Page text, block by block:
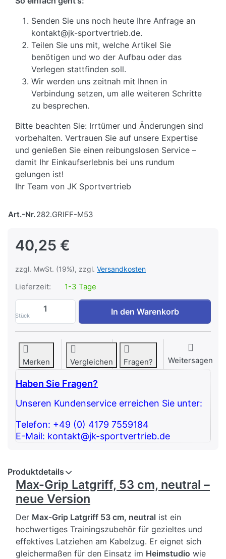
Senden Sie uns noch heute Ihre Anfrage an
kontakt@jk-sportvertrieb.de.
Teilen Sie uns mit, welche Artikel Sie
benötigen und wo der Aufbau oder das
Verlegen stattfinden soll.
Wir werden uns zeitnah mit Ihnen in
Verbindung setzen, um alle weiteren Schritte
zu besprechen.
Bitte beachten Sie: Irrtümer und Änderungen sind
vorbehalten. Vertrauen Sie auf unsere Expertise
und genießen Sie einen reibungslosen Service –
damit Ihr Einkaufserlebnis bei uns rundum
gelungen ist!
Ihr Team von JK Sportvertrieb
Art.-Nr.282.GRIFF-M53
40,25 €
zzgl. MwSt. (19%), zzgl. Versandkosten
Lieferzeit: 1-3 Tage
Stück
Max-Grip Latgriff, 53 cm, neutral - neue
In den Warenkorb
Merken Vergleichen Fragen? Weitersagen
Haben Sie Fragen?
Unseren Kundenservice erreichen Sie unter:
Telefon: +49 (0) 4179 7559184
E-Mail: kontakt@jk-sportvertrieb.de
Produktdetails
Max-Grip Latgriff, 53 cm, neutral –
neue Version
Der Max-Grip Latgriff 53 cm, neutral ist ein
hochwertiges Trainingszubehör für gezieltes und
effektives Latziehen am Kabelzug. Er eignet sich
gleichermaßen für den Einsatz im Heimstudio wie